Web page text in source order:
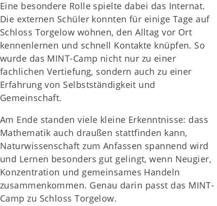
Eine besondere Rolle spielte dabei das Internat.
Die externen Schüler konnten für einige Tage auf
Schloss Torgelow wohnen, den Alltag vor Ort
kennenlernen und schnell Kontakte knüpfen. So
wurde das MINT-Camp nicht nur zu einer
fachlichen Vertiefung, sondern auch zu einer
Erfahrung von Selbstständigkeit und
Gemeinschaft.
Am Ende standen viele kleine Erkenntnisse: dass
Mathematik auch draußen stattfinden kann,
Naturwissenschaft zum Anfassen spannend wird
und Lernen besonders gut gelingt, wenn Neugier,
Konzentration und gemeinsames Handeln
zusammenkommen. Genau darin passt das MINT-
Camp zu Schloss Torgelow.